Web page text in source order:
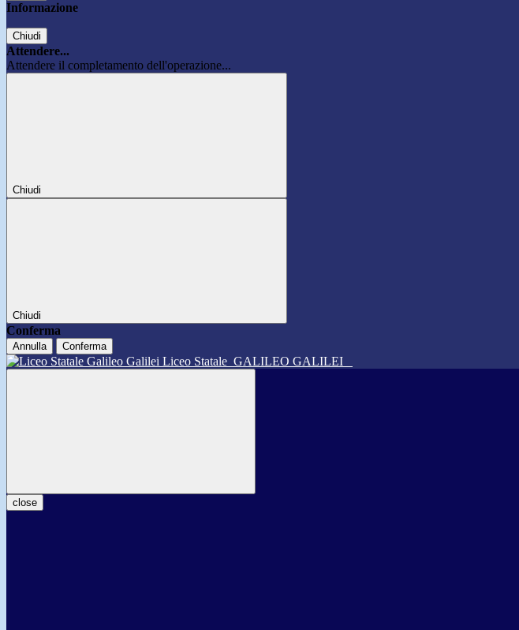
Informazione
Chiudi
Attendere...
Attendere il completamento dell'operazione...
Chiudi
Chiudi
Conferma
Annulla Conferma
Liceo Statale GALILEO GALILEI
close